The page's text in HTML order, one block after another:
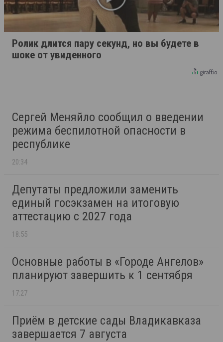
Ролик длится пару секунд, но вы будете в
шоке от увиденного
Сергей Меняйло сообщил о введении
режима беспилотной опасности в
республике
20:34
Депутаты предложили заменить
единый госэкзамен на итоговую
аттестацию с 2027 года
18:55
Основные работы в «Городе Ангелов»
планируют завершить к 1 сентября
17:27
Приём в детские сады Владикавказа
завершается 7 августа